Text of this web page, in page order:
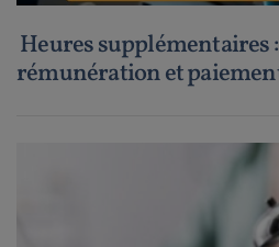
Heures
rémunération et